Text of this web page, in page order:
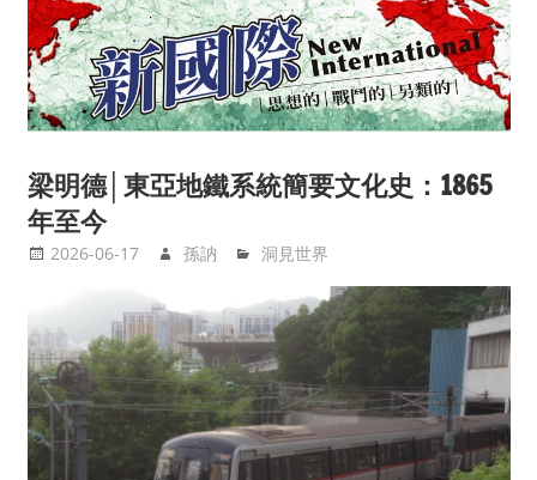
梁明德│東亞地鐵系統簡要文化史：1865
年至今
2026-06-17 孫訥 洞見世界